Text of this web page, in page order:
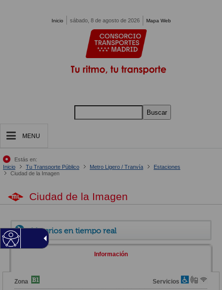
Inicio sábado, 8 de agosto de 2026 Mapa Web
Buscar
MENU
Estás en:
Inicio
Tu Transporte Público Metro Ligero / Tranvía
Estaciones
Ciudad de la Imagen
Ciudad de la Imagen
Horarios en tiempo real
Información
Zona
Servicios